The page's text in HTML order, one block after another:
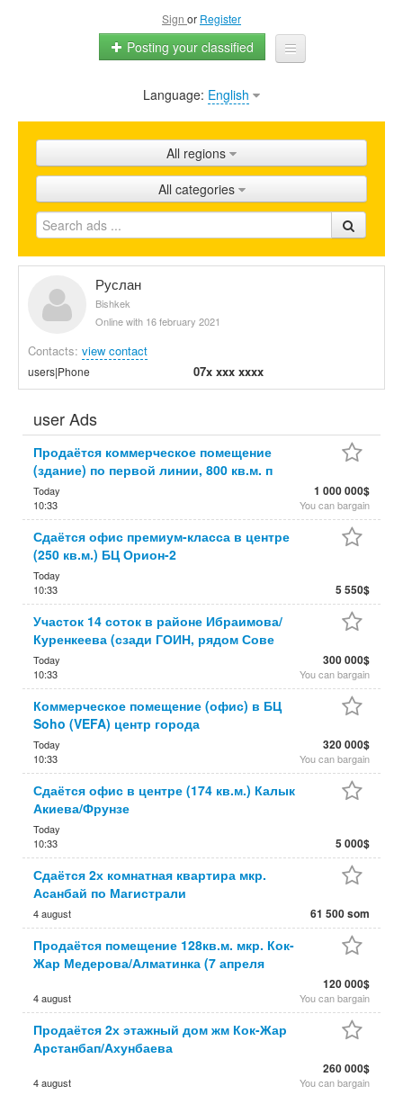
Sign or Register
Posting your classified
Home
Shops
Promotion
FAQ
Language: English
All regions
All categories
Руслан
Bishkek
Online with 16 february 2021
Contacts: view contact
users|Phone 07x xxx xxxx
user Ads
Продаётся коммерческое помещение
(здание) по первой линии, 800 кв.м. п
Today
10:33
1 000 000$
You can bargain
Сдаётся офис премиум-класса в центре
(250 кв.м.) БЦ Орион-2
Today
10:33
5 550$
Участок 14 соток в районе Ибраимова/
Куренкеева (сзади ГОИН, рядом Сове
Today
10:33
300 000$
You can bargain
Коммерческое помещение (офис) в БЦ
Soho (VEFA) центр города
Today
10:33
320 000$
You can bargain
Сдаётся офис в центре (174 кв.м.) Калык
Акиева/Фрунзе
Today
10:33
5 000$
Сдаётся 2х комнатная квартира мкр.
Асанбай по Магистрали
4 august 61 500 som
Продаётся помещение 128кв.м. мкр. Кок-
Жар Медерова/Алматинка (7 апреля
4 august
120 000$
You can bargain
Продаётся 2х этажный дом жм Кок-Жар
Арстанбап/Ахунбаева
4 august
260 000$
You can bargain